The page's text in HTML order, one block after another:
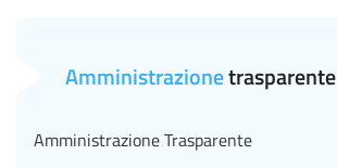
Amministrazionetrasparente
Amministrazione Trasparente